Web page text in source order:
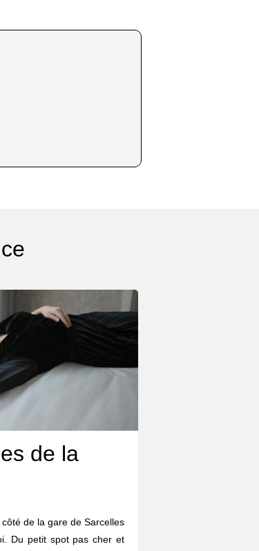
de la
de la gare de Sarcelles
Du petit spot pas cher et